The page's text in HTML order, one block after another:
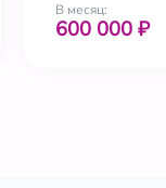
В месяц:
600 000 ₽